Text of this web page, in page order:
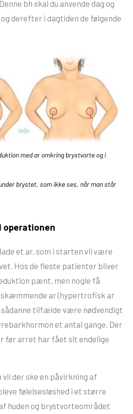
bh skal du anvende dag og
derefter i dagtiden de følgende
med ar omkring brystvorte og i
brystet, som ikke ses, når man står
operationen
et ar, som i starten vil være
Hos de fleste patienter bliver
pænt, men nogle få
ar (hypertrofisk ar
sådanne tilfælde være nødvendigt
et antal gange. Der
før arret har fået sit endelige
der ske en påvirkning af
følelsesløshed i et større
huden og brystvorteområdet